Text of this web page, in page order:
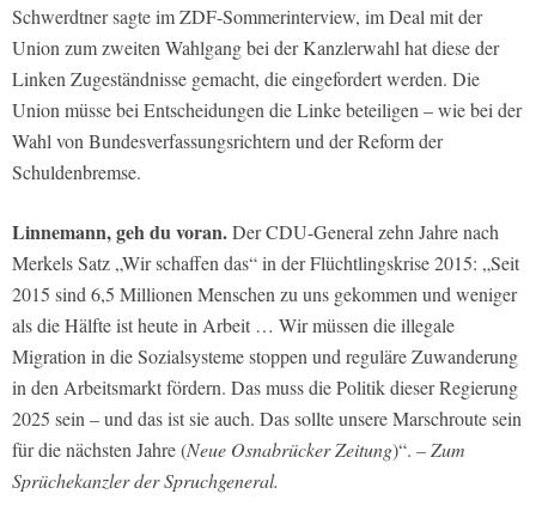
Schwerdtner sagte im ZDF-Sommerinterview, im Deal mit der
Union zum zweiten Wahlgang bei der Kanzlerwahl hat diese der
Linken Zugeständnisse gemacht, die eingefordert werden. Die
Union müsse bei Entscheidungen die Linke beteiligen – wie bei der
Wahl von Bundesverfassungsrichtern und der Reform der
Schuldenbremse.
Linnemann, geh du voran.Der CDU-General zehn Jahre nach
Merkels Satz „Wir schaffen das“ in der Flüchtlingskrise 2015: „Seit
2015 sind 6,5 Millionen Menschen zu uns gekommen und weniger
als die Hälfte ist heute in Arbeit … Wir müssen die illegale
Migration in die Sozialsysteme stoppen und reguläre Zuwanderung
in den Arbeitsmarkt fördern. Das muss die Politik dieser Regierung
2025 sein – und das ist sie auch. Das sollte unsere Marschroute sein
für die nächsten Jahre (Neue Osnabrücker Zeitung)“. – Zum
Sprüchekanzler der Spruchgeneral.